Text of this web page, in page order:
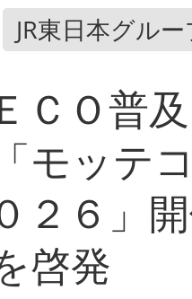
JR東日本グル
ＣＯ普
モッテ
２６」
啓発